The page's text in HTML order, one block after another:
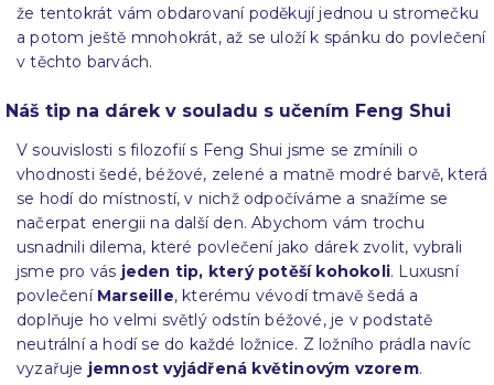
že tentokrát vám obdarovaní poděkují jednou u stromečku
a potom ještě mnohokrát, až se uloží k spánku do povlečení
v těchto barvách.
Náš tip na dárek v souladu s učením Feng Shui
V souvislosti s filozofií s Feng Shui jsme se zmínili o
vhodnosti šedé, béžové, zelené a matně modré barvě, která
se hodí do místností, v nichž odpočíváme a snažíme se
načerpat energii na další den. Abychom vám trochu
usnadnili dilema, které povlečení jako dárek zvolit, vybrali
jsme pro vás jeden tip, který potěší kohokoli. Luxusní
povlečení Marseille, kterému vévodí tmavě šedá a
doplňuje ho velmi světlý odstín béžové, je v podstatě
neutrální a hodí se do každé ložnice. Z ložního prádla navíc
vyzařuje jemnost vyjádřená květinovým vzorem.